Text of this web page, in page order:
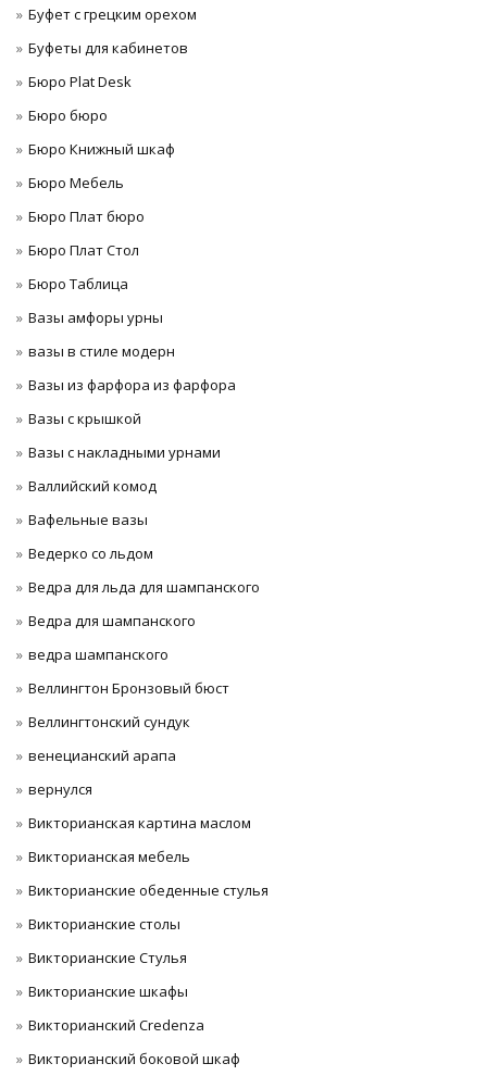
Буфет с грецким орехом
Буфеты для кабинетов
Бюро Plat Desk
Бюро бюро
Бюро Книжный шкаф
Бюро Мебель
Бюро Плат бюро
Бюро Плат Стол
Бюро Таблица
Вазы амфоры урны
вазы в стиле модерн
Вазы из фарфора из фарфора
Вазы с крышкой
Вазы с накладными урнами
Валлийский комод
Вафельные вазы
Ведерко со льдом
Ведра для льда для шампанского
Ведра для шампанского
ведра шампанского
Веллингтон Бронзовый бюст
Веллингтонский сундук
венецианский арапа
вернулся
Викторианская картина маслом
Викторианская мебель
Викторианские обеденные стулья
Викторианские столы
Викторианские Стулья
Викторианские шкафы
Викторианский Credenza
Викторианский боковой шкаф